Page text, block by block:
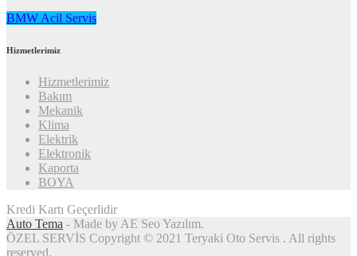
BMW Acil Servis
Hizmetlerimiz
Hizmetlerimiz
Bakım
Mekanik
Klima
Elektrik
Elektronik
Kaporta
BOYA
Kredi Kartı Geçerlidir
Auto Tema - Made by AE Seo Yazılım.
ÖZEL SERVİS Copyright © 2021 Teryaki Oto Servis . All rights
reserved.